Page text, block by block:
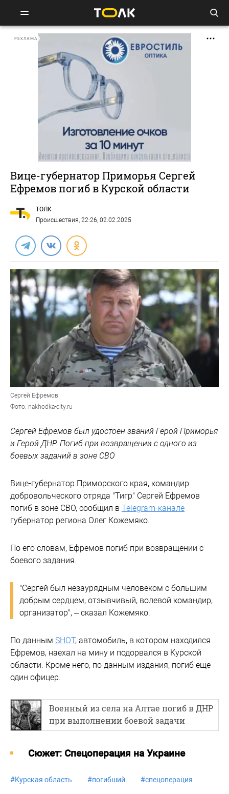
РЕКЛАМА
Вице-губернатор Приморья Сергей
Ефремов погиб в Курской области
ТОЛК
Происшествия, 22:26, 02.02.2025
Сергей Ефремов
Фото: nakhodka-city.ru
Сергей Ефремов был удостоен званий Герой Приморья
и Герой ДНР. Погиб при возвращении с одного из
боевых заданий в зоне СВО
Вице-губернатор Приморского края, командир
добровольческого отряда "Тигр" Сергей Ефремов
погиб в зоне СВО, сообщил в Telegram-канале
губернатор региона Олег Кожемяко.
По его словам, Ефремов погиб при возвращении с
боевого задания.
"Сергей был незаурядным человеком с большим
добрым сердцем, отзывчивый, волевой командир,
организатор", – сказал Кожемяко.
По данным SHOT, автомобиль, в котором находился
Ефремов, наехал на мину и подорвался в Курской
области. Кроме него, по данным издания, погиб еще
один офицер.
Военный из села на Алтае погиб в ДНР
при выполнении боевой задачи
Cюжет: Спецоперация на Украине
#Курская область #погибший #спецоперация